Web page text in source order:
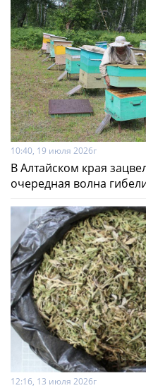
10:40, 19 июля 2026г
В Алтайском края
очередная волна
12:16, 13 июля 2026г